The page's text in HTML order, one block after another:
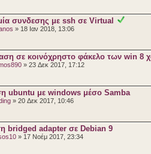
συνδεσης με ssh σε Virtual
» 18 Ιαν 2018, 13:06
σε κοινόχρηστο φάκελο των win 8
» 23 Δεκ 2017, 17:12
ubuntu με windows μέσο Samba
» 20 Δεκ 2017, 10:46
bridged adapter σε Debian 9
» 17 Νοέμ 2017, 23:34